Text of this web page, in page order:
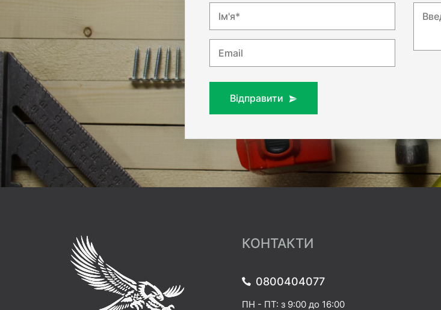
Ім'я*
Email
Відправити
КОНТАКТИ
0800404077
ПН - ПТ: з 9:00 до 16:00